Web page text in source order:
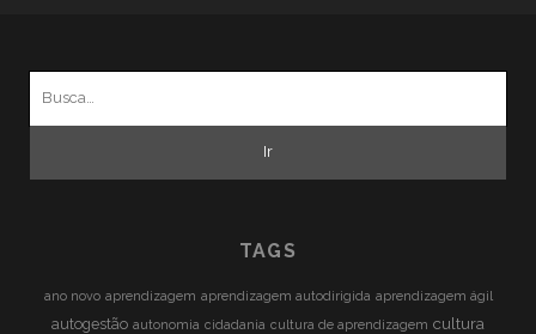
TAGS
ano novo aprendizagem aprendizagem autodirigida aprendizagem ágil
autogestão autonomia cidadania cultura de aprendizagem cultura